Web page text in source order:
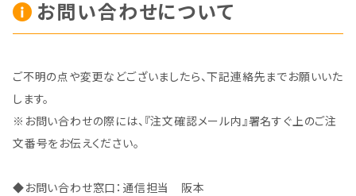
お問い合わせについて
ご不明の点や変更などございましたら、下記連絡先までお願いいた
します。
※お問い合わせの際には、『注文確認メール内』署名すぐ上のご注
文番号をお伝えください。
◆お問い合わせ窓口：通信担当 阪本